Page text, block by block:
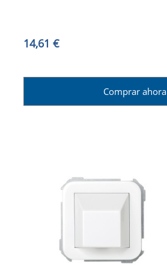
14,61 €
Comprar ahora